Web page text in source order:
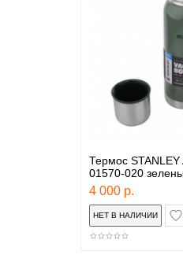
Термос
01570-020
4 000 р.